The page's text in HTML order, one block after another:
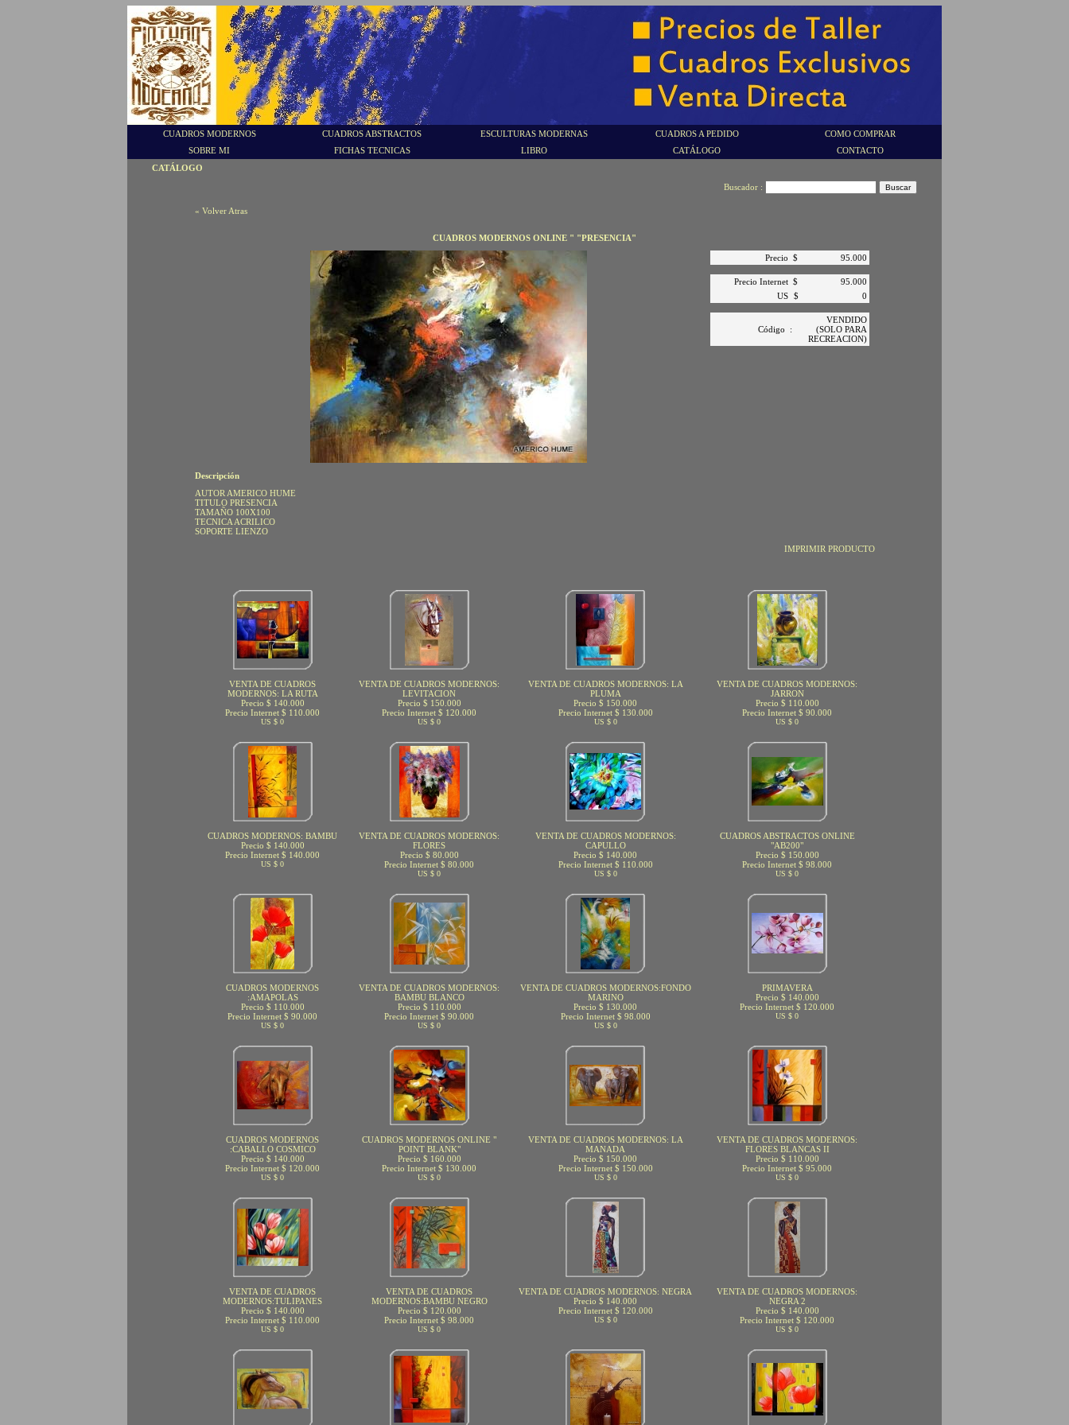
CUADROS MODERNOS CUADROS ABSTRACTOS ESCULTURAS MODERNAS CUADROS A PEDIDO
COMO COMPRAR
SOBRE MI
FICHAS TECNICAS LIBRO CATÁLOGO
CONTACTO
CATÁLOGO
Buscador :
« Volver Atras
CUADROS MODERNOS ONLINE " "PRESENCIA"
Precio $ 95.000
Precio Internet $
95.000
US
$ 0
Código :
VENDIDO
(SOLO PARA
RECREACION)
Descripción
AUTOR AMERICO HUME
TITULO PRESENCIA
TAMAÑO 100X100
TECNICA ACRILICO
SOPORTE LIENZO
IMPRIMIR PRODUCTO
VENTA DE CUADROS
MODERNOS: LA RUTA
Precio $ 140.000
Precio Internet $ 110.000
US $ 0
VENTA DE CUADROS MODERNOS:
LEVITACION
Precio $ 150.000
Precio Internet $ 120.000
US $ 0
VENTA DE CUADROS MODERNOS: LA
PLUMA
Precio $ 150.000
Precio Internet $ 130.000
US $ 0
VENTA DE CUADROS MODERNOS:
JARRON
Precio $ 110.000
Precio Internet $ 90.000
US $ 0
CUADROS MODERNOS: BAMBU
Precio $ 140.000
Precio Internet $ 140.000
US $ 0
VENTA DE CUADROS MODERNOS:
FLORES
Precio $ 80.000
Precio Internet $ 80.000
US $ 0
VENTA DE CUADROS MODERNOS:
CAPULLO
Precio $ 140.000
Precio Internet $ 110.000
US $ 0
CUADROS ABSTRACTOS ONLINE
"AB200"
Precio $ 150.000
Precio Internet $ 98.000
US $ 0
CUADROS MODERNOS
:AMAPOLAS
Precio $ 110.000
Precio Internet $ 90.000
US $ 0
VENTA DE CUADROS MODERNOS:
BAMBU BLANCO
Precio $ 110.000
Precio Internet $ 90.000
US $ 0
VENTA DE CUADROS MODERNOS:FONDO
MARINO
Precio $ 130.000
Precio Internet $ 98.000
US $ 0
PRIMAVERA
Precio $ 140.000
Precio Internet $ 120.000
US $ 0
CUADROS MODERNOS
:CABALLO COSMICO
Precio $ 140.000
Precio Internet $ 120.000
US $ 0
CUADROS MODERNOS ONLINE "
POINT BLANK"
Precio $ 160.000
Precio Internet $ 130.000
US $ 0
VENTA DE CUADROS MODERNOS: LA
MANADA
Precio $ 150.000
Precio Internet $ 150.000
US $ 0
VENTA DE CUADROS MODERNOS:
FLORES BLANCAS II
Precio $ 110.000
Precio Internet $ 95.000
US $ 0
VENTA DE CUADROS
MODERNOS:TULIPANES
Precio $ 140.000
Precio Internet $ 110.000
US $ 0
VENTA DE CUADROS
MODERNOS:BAMBU NEGRO
Precio $ 120.000
Precio Internet $ 98.000
US $ 0
VENTA DE CUADROS MODERNOS: NEGRA
Precio $ 140.000
Precio Internet $ 120.000
US $ 0
VENTA DE CUADROS MODERNOS:
NEGRA 2
Precio $ 140.000
Precio Internet $ 120.000
US $ 0